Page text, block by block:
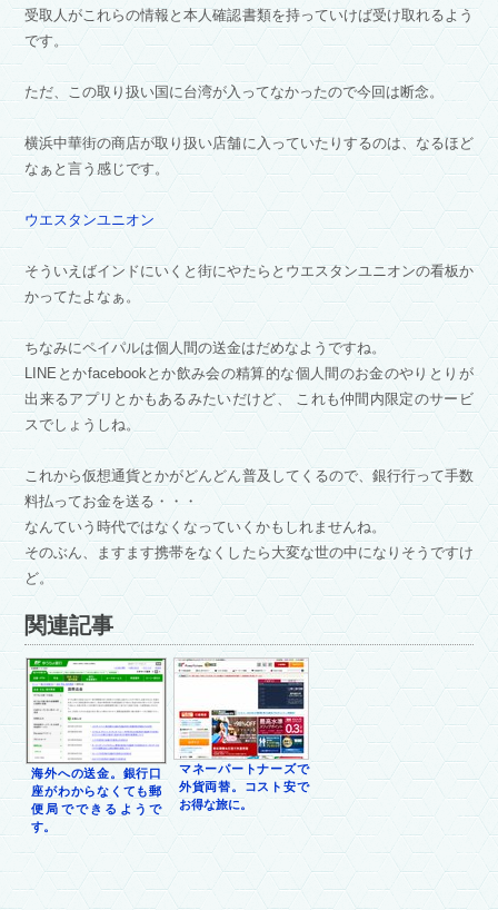
受取人がこれらの情報と本人確認書類を持っていけば受け取れるよう
です。
ただ、この取り扱い国に台湾が入ってなかったので今回は断念。
横浜中華街の商店が取り扱い店舗に入っていたりするのは、なるほど
なぁと言う感じです。
ウエスタンユニオン
そういえばインドにいくと街にやたらとウエスタンユニオンの看板か
かってたよなぁ。
ちなみにペイパルは個人間の送金はだめなようですね。
LINEとかfacebookとか飲み会の精算的な個人間のお金のやりとりが
出来るアプリとかもあるみたいだけど、 これも仲間内限定のサービ
スでしょうしね。
これから仮想通貨とかがどんどん普及してくるので、銀行行って手数
料払ってお金を送る・・・
なんていう時代ではなくなっていくかもしれませんね。
そのぶん、ますます携帯をなくしたら大変な世の中になりそうですけ
ど。
関連記事
海外への送金。銀行口
座がわからなくても郵
便局でできるようで
す。
マネーパートナーズで
外貨両替。コスト安で
お得な旅に。